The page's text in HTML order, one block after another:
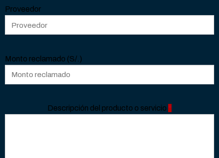
Proveedor
Monto reclamado (S/.)
Descripción del producto o servicio